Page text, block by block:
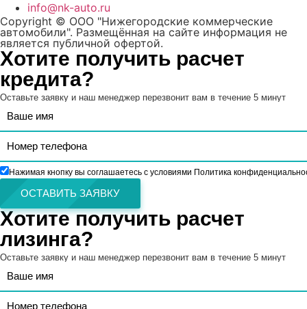
info@nk-auto.ru
Copyright © ООО "Нижегородские коммерческие
автомобили". Размещённая на сайте информация не
является публичной офертой.
Хотите получить расчет
кредита?
Оставьте заявку и наш менеджер перезвонит вам в течение 5 минут
Нажимая кнопку вы соглашаетесь с условиями Политика
ОСТАВИТЬ ЗАЯВКУ
Хотите получить расчет
лизинга?
Оставьте заявку и наш менеджер перезвонит вам в течение 5 минут